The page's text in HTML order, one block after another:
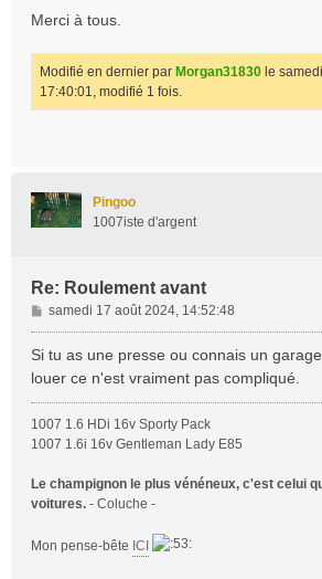
Merci à tous.
Modifié en dernier par Morgan31830 le
17:40:01, modifié 1 fois.
Pingoo
1007iste d'argent
Re: Roulement avant
M
e
s
e
samedi 17 août 2024, 14:52:48
Si tu as une presse ou connais un
louer ce n'est vraiment pas compliqué.
1007 1.6 HDi 16v Sporty Pack
1007 1.6i 16v Gentleman Lady E85
Le champignon le plus vénéneux, c'est celui
voitures. - Coluche -
Mon pense-bête ICI